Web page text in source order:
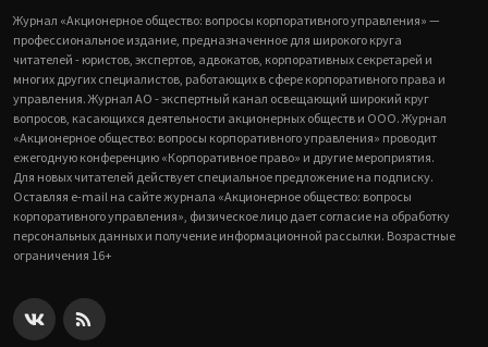
Журнал «Акционерное общество: вопросы корпоративного управления» —
профессиональное издание, предназначенное для широкого круга
читателей - юристов, экспертов, адвокатов, корпоративных секретарей и
многих других специалистов, работающих в сфере корпоративного права и
управления. Журнал АО - экспертный канал освещающий широкий круг
вопросов, касающихся деятельности акционерных обществ и ООО. Журнал
«Акционерное общество: вопросы корпоративного управления» проводит
ежегодную конференцию «Корпоративное право» и другие мероприятия.
Для новых читателей действует специальное предложение на подписку.
Оставляя e-mail на сайте журнала «Акционерное общество: вопросы
корпоративного управления», физическое лицо дает согласие на обработку
персональных данных и получение информационной рассылки. Возрастные
ограничения 16+